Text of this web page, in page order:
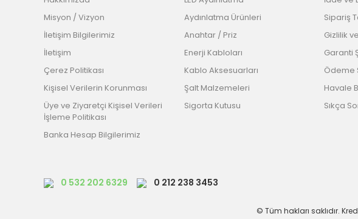
Misyon / Vizyon
İletişim Bilgilerimiz
İletişim
Çerez Politikası
Kişisel Verilerin Korunması
Üye ve Ziyaretçi Kişisel Verileri
İşleme Politikası
Banka Hesap Bilgilerimiz
Aydınlatma Ürünleri
Anahtar / Priz
Enerji Kabloları
Kablo Aksesuarları
Şalt Malzemeleri
Sigorta Kutusu
Sipariş
Gizlilik
Garanti
Ödeme
Havale
Sıkça
0 532 202 6329 0 212 238 3453
© Tüm hakları saklıdır.